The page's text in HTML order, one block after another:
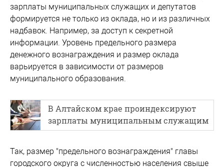
зарплаты муниципальных служащих и депутатов
формируется не только из оклада, но и из различных
надбавок. Например, за доступ к секретной
информации. Уровень предельного размера
денежного вознаграждения и размер оклада
варьируется в зависимости от размеров
муниципального образования.
В Алтайском крае проиндексируют
зарплаты муниципальным служащим
Так, размер "предельного вознаграждения" главы
городского округа с численностью населения свыше